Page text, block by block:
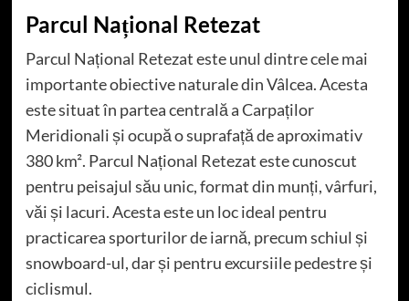
Parcul Național Retezat
Parcul Național Retezat este unul dintre cele mai
importante obiective naturale din Vâlcea. Acesta
este situat în partea centrală a Carpaților
Meridionali și ocupă o suprafață de aproximativ
380 km². Parcul Național Retezat este cunoscut
pentru peisajul său unic, format din munți, vârfuri,
văi și lacuri. Acesta este un loc ideal pentru
practicarea sporturilor de iarnă, precum schiul și
snowboard-ul, dar și pentru excursiile pedestre și
ciclismul.